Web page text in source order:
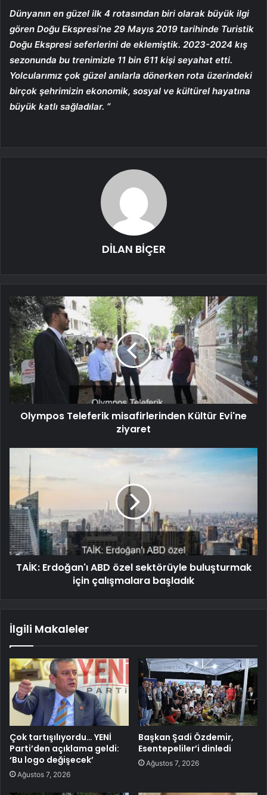
Dünyanın en güzel ilk 4 rotasından biri olarak büyük ilgi
gören Doğu Ekspresi’ne 29 Mayıs 2019 tarihinde Turistik
Doğu Ekspresi seferlerini de eklemiştik. 2023-2024 kış
sezonunda bu trenimizle 11 bin 611 kişi seyahat etti.
Yolcularımız çok güzel anılarla dönerken rota üzerindeki
birçok şehrimizin ekonomik, sosyal ve kültürel hayatına
büyük katlı sağladılar. “
DİLAN BİÇER
Olympos Teleferik misafirlerinden Kültür Evi'ne
ziyaret
TAİK: Erdoğan'ı ABD özel sektörüyle buluşturmak
için çalışmalara başladık
İlgili Makaleler
Çok tartışılıyordu… YENİ
Parti’den açıklama geldi:
‘Bu logo değişecek’
Ağustos 7, 2026
Başkan Şadi Özdemir,
Esentepeliler’i dinledi
Ağustos 7, 2026